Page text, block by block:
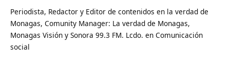
Periodista, Redactor y Editor de contenidos en la verdad de
Monagas, Comunity Manager: La verdad de Monagas,
Monagas Visión y Sonora 99.3 FM. Lcdo. en Comunicación
social